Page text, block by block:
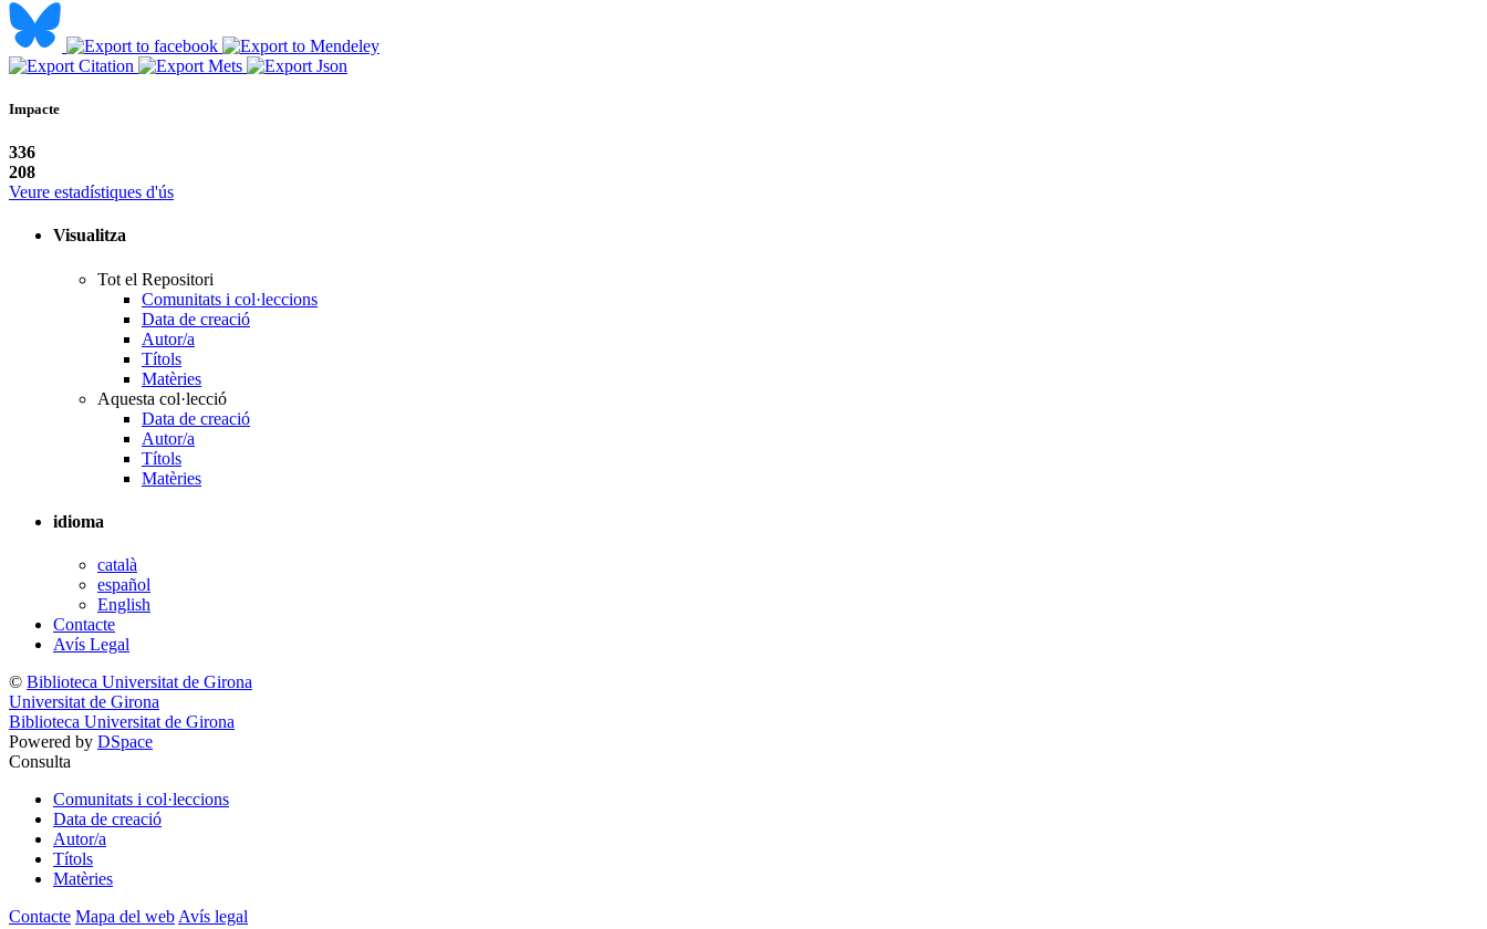
Impacte
336
208
Veure estadístiques d'ús
Visualitza
Tot el Repositori
Comunitats i col·leccions
Data de creació
Autor/a
Títols
Matèries
Aquesta col·lecció
Data de creació
Autor/a
Títols
Matèries
idioma
català
español
English
Contacte
Avís Legal
© Biblioteca Universitat de Girona
Universitat de Girona
Biblioteca Universitat de Girona
Powered by DSpace
Consulta
Comunitats i col·leccions
Data de creació
Autor/a
Títols
Matèries
Contacte Mapa del web Avís legal